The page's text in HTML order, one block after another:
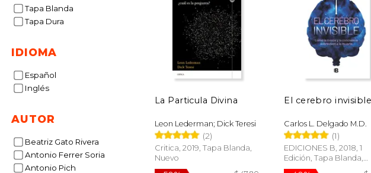
Tapa Blanda
Tapa Dura
IDIOMA
Español
Inglés
AUTOR
Beatriz Gato Rivera
Antonio Ferrer Soria
Antonio Pich
La Particula Divina
Leon Lederman; Dick Teresi
(2)
Critica, 2019, Tapa Blanda,
Nuevo
El cerebro invisible
Carlos L. Delgado M.D.
(1)
EDICIONES B, 2018, 1
Edición, Tapa Blanda,
Nuevo